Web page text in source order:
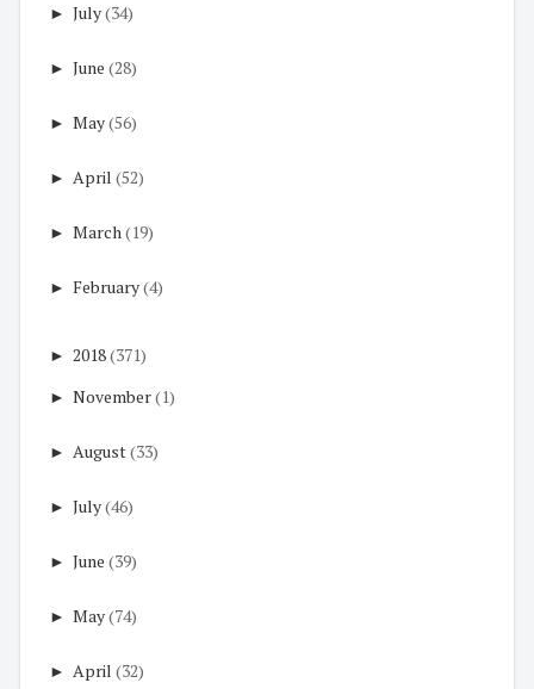
► July(34)
► June (28)
► May(56)
► April (52)
► March(19)
► February(4)
► 2018(371)
► November(1)
► August(33)
► July(46)
► June (39)
► May(74)
► April (32)